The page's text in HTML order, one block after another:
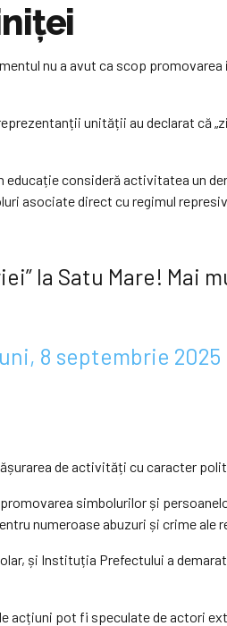
nu a avut ca scop
unității au declarat că
consideră activitatea un
asociate direct cu regimul
la Satu Mare!
8 septembrie 2025
de activități cu caracter
simbolurilor și
numeroase abuzuri și crime ale
și Instituția Prefectului a
acțiuni pot fi speculate de actori